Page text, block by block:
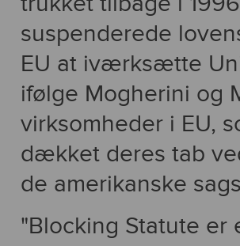
suspenderede
EU at iværksætte
ifølge Mogherini og
virksomheder i EU,
dækket deres tab
de amerikanske
"Blocking Statute er